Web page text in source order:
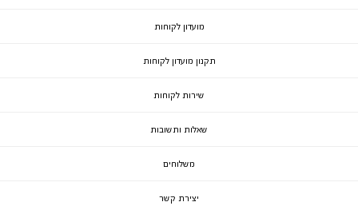
מועדון לקוחות
תקנון מועדון לקוחות
שירות לקוחות
שאלות ותשובות
משלוחים
יצירת קשר